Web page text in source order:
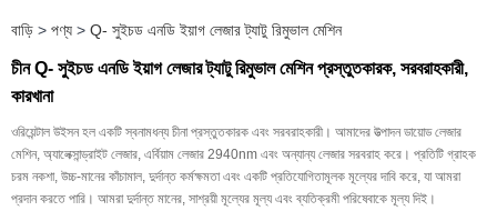
বাড়ি > পণ্য > Q- সুইচড এনডি ইয়াগ লেজার ট্যাটু রিমুভাল মেশিন
চীন Q- সুইচড এনডি ইয়াগ লেজার ট্যাটু রিমুভাল মেশিন প্রস্তুতকারক, সরবরাহকারী,
কারখানা
ওরিয়েন্টাল উইসন হল একটি স্বনামধন্য চীনা প্রস্তুতকারক এবং সরবরাহকারী। আমাদের উত্পাদন ডায়োড লেজার
মেশিন, অ্যালেক্সান্ড্রাইট লেজার, এর্বিয়াম লেজার 2940nm এবং অন্যান্য লেজার সরবরাহ করে। প্রতিটি গ্রাহক
চরম নকশা, উচ্চ-মানের কাঁচামাল, দুর্দান্ত কর্মক্ষমতা এবং একটি প্রতিযোগিতামূলক মূল্যের দাবি করে, যা আমরা
প্রদান করতে পারি। আমরা দুর্দান্ত মানের, সাশ্রয়ী মূল্যের মূল্য এবং ব্যতিক্রমী পরিষেবাকে মূল্য দিই।